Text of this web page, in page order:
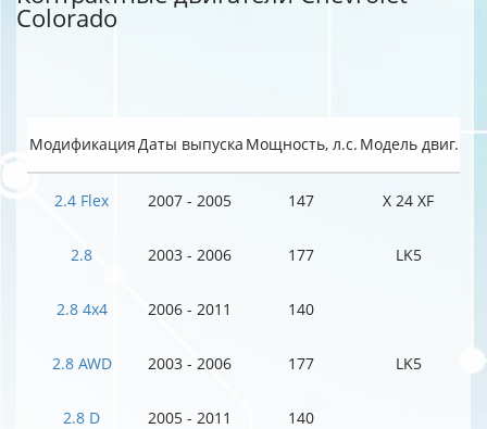
Colorado
МодификацияДаты выпуска Мощность, л.с. Модель двиг.
2.4 Flex 2007 - 2005 147 X 24 XF
2.8 2003 - 2006 177 LK5
2.8 4x4 2006 - 2011 140
2.8 AWD 2003 - 2006 177 LK5
2.8 D 2005 - 2011 140